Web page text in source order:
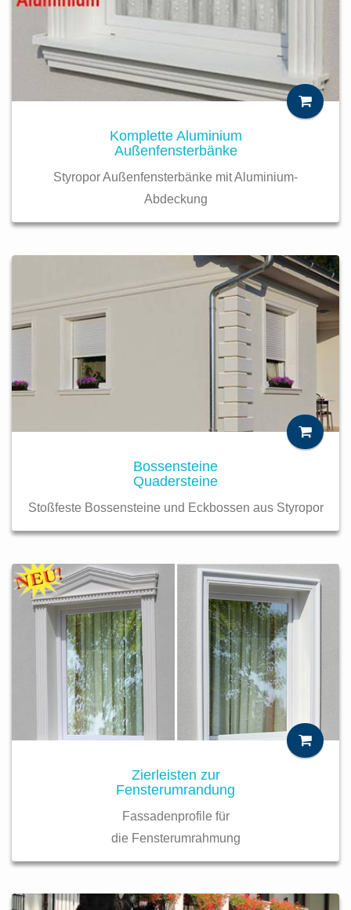
Komplette Aluminium
Außenfensterbänke
Styropor Außenfensterbänke mit Aluminium-
Abdeckung
Bossensteine
Quadersteine
Stoßfeste Bossensteine und Eckbossen aus Styropor
Zierleisten zur
Fensterumrandung
Fassadenprofile für
die Fensterumrahmung